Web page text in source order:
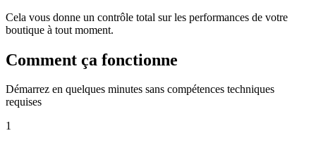
Cela vous donne un contrôle total sur les performances de votre
boutique à tout moment.
Comment ça fonctionne
Démarrez en quelques minutes sans compétences techniques
requises
1